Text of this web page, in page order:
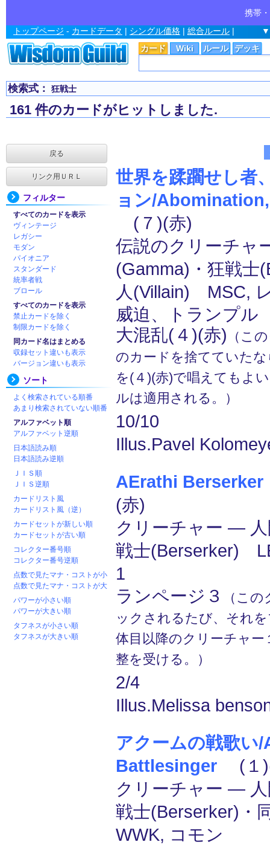
携帯
カード Wiki ルール デッキ
トップページ - カードデータ | シングル価格 | 総合ルール |
検索式： 狂戦士
161 件のカードがヒットしました.
戻る
リンク用ＵＲＬ
フィルター
すべてのカードを表示
ヴィンテージ
レガシー
モダン
パイオニア
スタンダード
統率者戦
ブロール
すべてのカードを表示
禁止カードを除く
制限カードを除く
同カード名はまとめる
収録セット違いも表示
バージョン違いも表示
ソート
よく検索されている順番
あまり検索されていない順番
アルファベット順
アルファベット逆順
日本語読み順
日本語読み逆順
ＪＩＳ順
ＪＩＳ逆順
カードリスト風
カードリスト風（逆）
カードセットが新しい順
カードセットが古い順
コレクター番号順
コレクター番号逆順
点数で見たマナ・コストが小
点数で見たマナ・コストが大
パワーが小さい順
パワーが大きい順
タフネスが小さい順
タフネスが大きい順
世界を蹂躙せし者
ョン/
(７)(赤)
伝説のクリーチャ
(Gamma)・狂戦士
人(Villain) MSC,
威迫、トランプル
大混乱(４)(赤) （こ
のカードを捨てていた
を(４)(赤)で唱えてもよ
ルは適用される。）
10/10
Illus.Pavel
AErathi Berserker
(赤)
クリーチャー ―
戦士(Berserker)
1
ランページ３
（こ
ックされるたび、それ
体目以降のクリーチャー
整を受ける。）
2/4
Illus.Melissa
アクームの戦歌い
Battlesinger (１
クリーチャー ―
戦士(Berserker)
WWK, コモン